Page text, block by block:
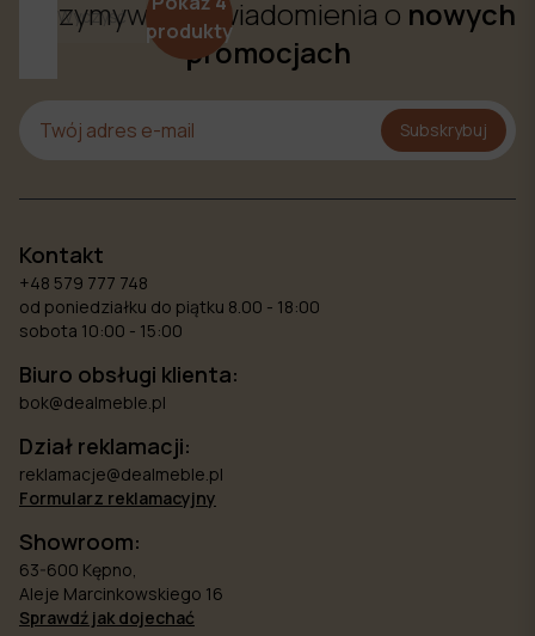
do
Wyczyść
produkty
otrzymywać powiadomienia o nowych
promocjach
Subskrybuj
Kontakt
+48 579 777 748
od poniedziałku do piątku 8.00 - 18:00
sobota 10:00 - 15:00
Biuro obsługi klienta:
bok@dealmeble.pl
Dział reklamacji:
reklamacje@dealmeble.pl
Formularz reklamacyjny
Showroom:
63-600 Kępno,
Aleje Marcinkowskiego 16
Sprawdź jak dojechać